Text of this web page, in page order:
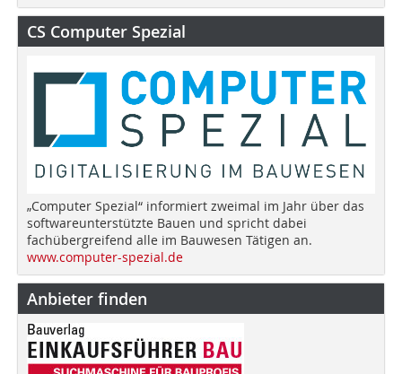
CS Computer Spezial
„Computer Spezial“ informiert zweimal im Jahr über das
softwareunterstützte Bauen und spricht dabei
fachübergreifend alle im Bauwesen Tätigen an.
www.computer-spezial.de
Anbieter finden